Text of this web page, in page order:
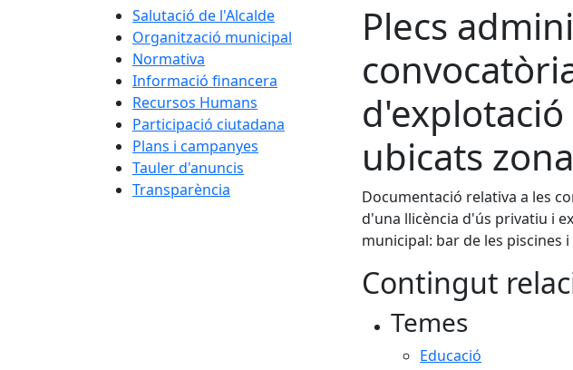
Salutació de l'Alcalde
Organització municipal
Normativa
Informació financera
Recursos Humans
Participació ciutadana
Plans i campanyes
Tauler d'anuncis
Transparència
Plecs
ubicats
Documentació relativa a les
d'una llicència d'ús privatiu i
municipal: bar de les piscines
Contingut
Temes
Educació